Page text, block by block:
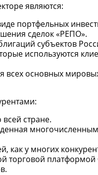
являются:
портфельных
сделок «РЕПО».
субъектов
используются
всех основных
стране.
как у многих
торговой платформой